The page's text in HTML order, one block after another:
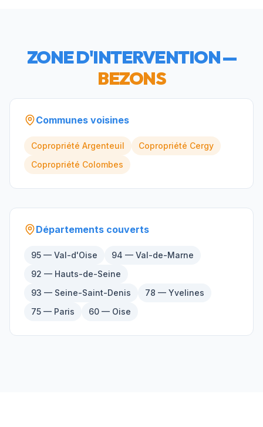
ZONE D'INTERVENTION —
BEZONS
Communes voisines
Copropriété Argenteuil Copropriété Cergy
Copropriété Colombes
Départements couverts
95 — Val-d'Oise
94 — Val-de-Marne
92 — Hauts-de-Seine
93 — Seine-Saint-Denis
78 — Yvelines
75 — Paris
60 — Oise